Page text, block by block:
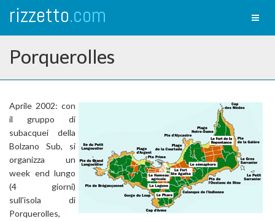
rizzetto.com
Porquerolles
Aprile 2002: con
il gruppo di
subacquei della
Bolzano Sub, si
organizza un
week end lungo
(4 giorni)
sull'isola di
Porquerolles,